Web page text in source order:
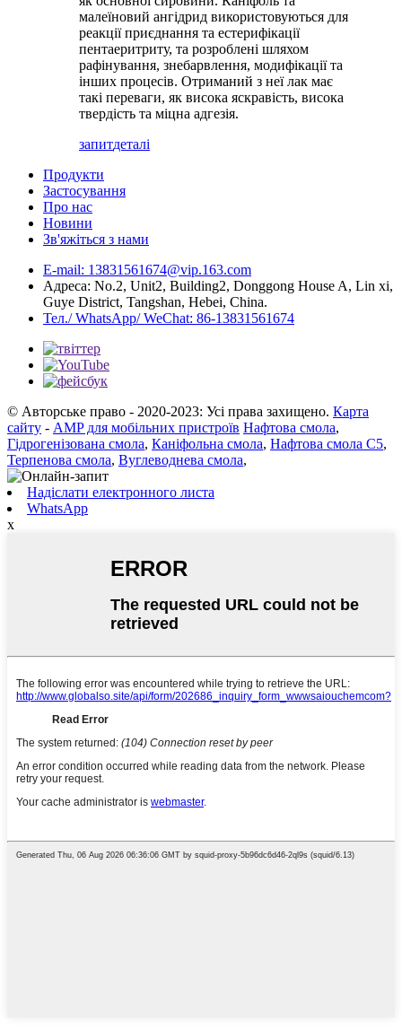
малеїновий ангідрид використовуються для
реакції приєднання та естерифікації
пентаеритриту, та розроблені шляхом
рафінування, знебарвлення, модифікації та
інших процесів. Отриманий з неї лак має
такі переваги, як висока яскравість, висока
твердість та міцна адгезія.
запитдеталі
Продукти
Застосування
Про нас
Новини
Зв'яжіться з нами
E-mail: 13831561674@vip.163.com
Адреса: No.2, Unit2, Building2, Donggong House A, Lin xi,
Guye District, Tangshan, Hebei, China.
Тел./ WhatsApp/ WeChat: 86-13831561674
© Авторське право - 2020-2023: Усі права захищено. Карта
сайту - AMP для мобільних пристроїв Нафтова смола,
Гідрогенізована смола, Каніфольна смола, Нафтова смола C5,
Терпенова смола, Вуглеводнева смола,
Надіслати електронного листа
WhatsApp
x